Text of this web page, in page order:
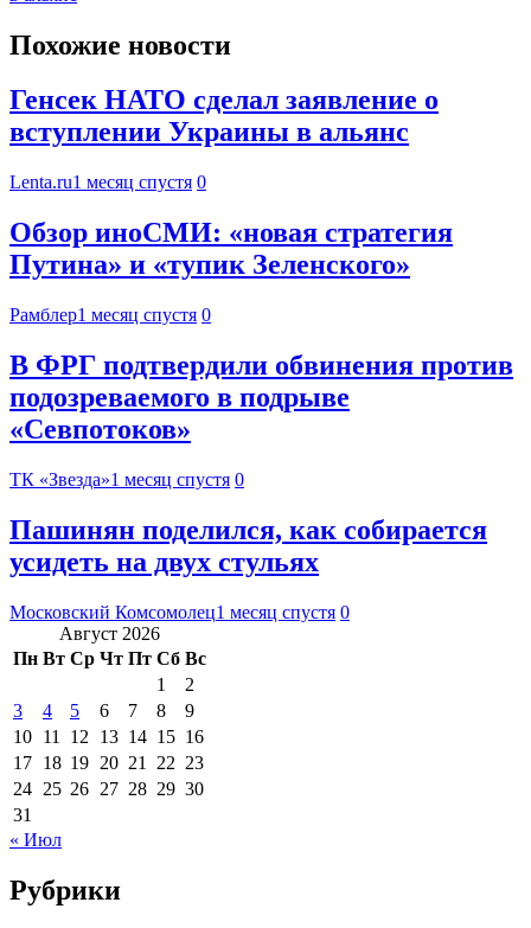
Похожие новости
Генсек НАТО сделал заявление о
вступлении Украины в альянс
Lenta.ru1 месяц спустя 0
Обзор иноСМИ: «новая стратегия
Путина» и «тупик Зеленского»
Рамблер1 месяц спустя 0
В ФРГ подтвердили обвинения против
подозреваемого в подрыве
«Севпотоков»
ТК «Звезда»1 месяц спустя 0
Пашинян поделился, как собирается
усидеть на двух стульях
Московский Комсомолец1 месяц спустя 0
Август 2026
Пн Вт Ср Чт Пт Сб Вс
1
2
3
4 5 6 7 8
9
10 11 12 13 14 15 16
17 18 19 20 21 22 23
24 25 26 27 28 29 30
31
« Июл
Рубрики